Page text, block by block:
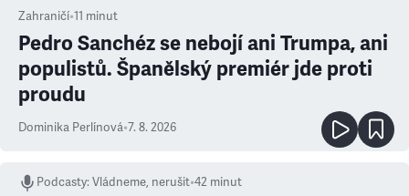
Zahraničí•11 minut
Pedro Sanchéz se nebojí ani Trumpa, ani
populistů. Španělský premiér jde proti
proudu
Dominika Perlínová•7. 8. 2026
Podcasty:Vládneme, nerušit•42 minut